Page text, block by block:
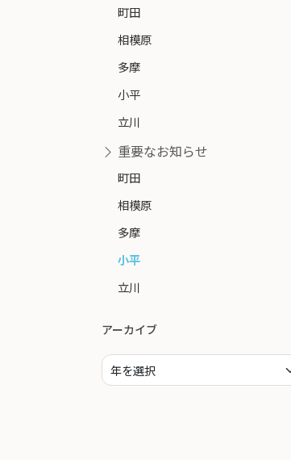
町田
相模原
多摩
小平
立川
重要なお知らせ
町田
相模原
多摩
小平
立川
アーカイブ